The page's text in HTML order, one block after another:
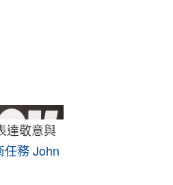
Getty Images
達敬意與
任務 John